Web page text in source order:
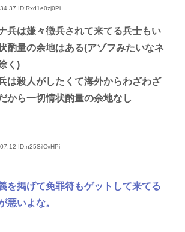
ID:Rxd1e0zj0Pi
兵は嫌々徴兵されて来てる兵士もい
酌量の余地はある(アゾフみたいなネ
く)
は殺人がしたくて海外からわざわざ
から一切情状酌量の余地なし
ID:n25SilCvHPi
を掲げて免罪符もゲットして来てる
悪いよな。